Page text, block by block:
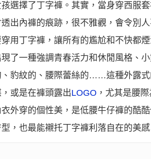
選擇了丁字褲。其實，當身穿西服
出內褲的痕跡，很不雅觀，會令別
用丁字褲，讓所有的尷尬和不快都
了一種強調青春活力和休閒風格、
豹紋的、腰際蕾絲的……這種外露
或是在褲頭露出LOGO ，尤其是腰
外穿的個性美，是低腰牛仔褲的酷
，也最能襯托丁字褲利落自在的美感